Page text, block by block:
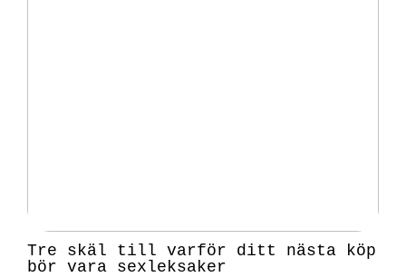
Tre skäl till varför ditt nästa köp
bör vara sexleksaker